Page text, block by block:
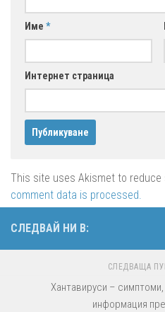
Име *
Интернет страница
This site uses Akismet to reduce
comment data is processed.
СЛЕДВАЙ НИ В:
СЛЕДВАЩА
Хантавируси – симптоми,
информация